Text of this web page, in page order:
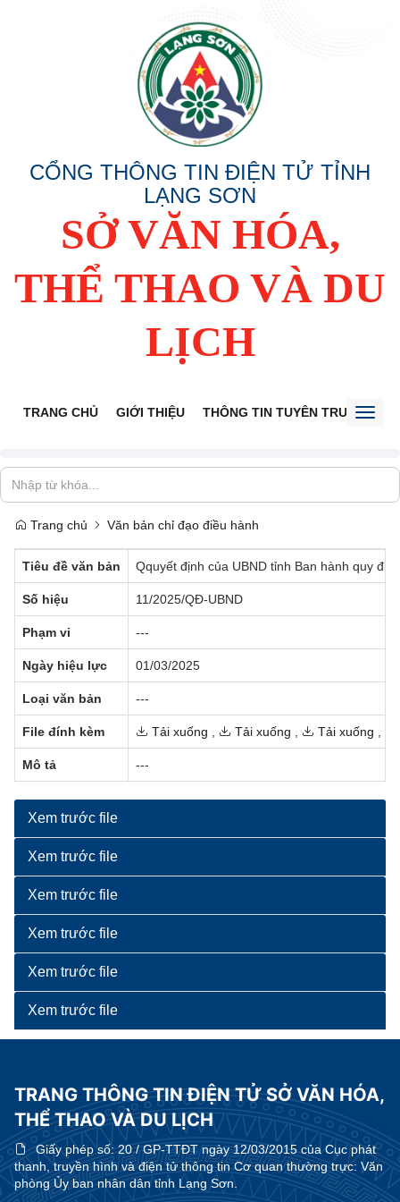
CỔNG THÔNG TIN ĐIỆN TỬ TỈNH
LẠNG SƠN
SỞ VĂN HÓA,
THỂ THAO VÀ DU
LỊCH
TRANG CHỦ GIỚI THIỆU THÔNG TIN TUYÊN TRUYỀN
Trang chủ Văn bản chỉ đạo điều hành
Tiêu đề văn bản Qquyết định của UBND tỉnh Ban hành quy
Số hiệu 11/2025/QĐ-UBND
Phạm vi ---
Ngày hiệu lực 01/03/2025
Loại văn bản ---
File đính kèm Tải xuống Tải xuống Tải xuống
Mô tả ---
Xem trước file
Xem trước file
Xem trước file
Xem trước file
Xem trước file
Xem trước file
TRANG THÔNG TIN ĐIỆN TỬ SỞ VĂN HÓA,
THỂ THAO VÀ DU LỊCH
Giấy phép số:20 / GP-TTĐT ngày 12/03/2015 của Cục phát
thanh, truyền hình và điện tử thông tin Cơ quan thường trực: Văn
phòng Ủy ban nhân dân tỉnh Lạng Sơn.